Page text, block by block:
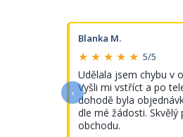
Blanka M.
★ ★ ★ ★ ★ 5/5
Udělala jsem chybu v
Vyšli mi vstříct a po
dohodě byla
dle mé žádosti. Skvělý
obchodu.
‹